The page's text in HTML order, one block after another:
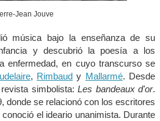
Jean Jouve
música bajo la enseñanza de su
y descubrió la poesía a los
enfermedad, en cuyo transcurso se
, Rimbaud y Mallarmé. Desde
simbolista:Les bandeaux d'or.
donde se relacionó con los escritores
el ideario unanimista. Durante